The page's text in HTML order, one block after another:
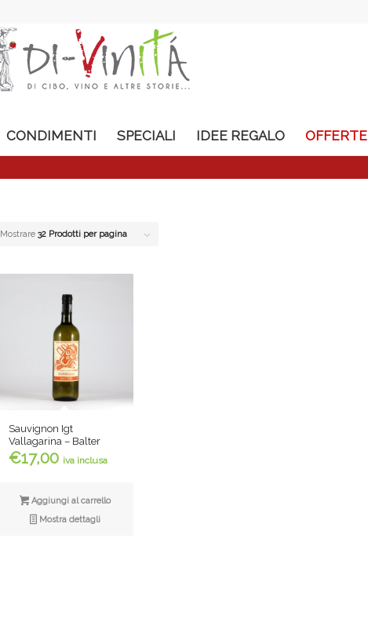
CONDIMENTI SPECIALI IDEE REGALO OFFERTE
Mostrare 32 Prodotti per pagina
Sauvignon Igt
Vallagarina – Balter
€17,00 iva inclusa
Aggiungi al carrello
Mostra dettagli